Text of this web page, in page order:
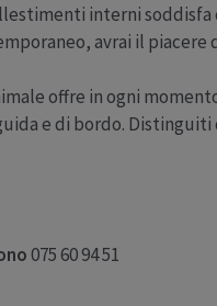
interni soddisfa
avrai il piacere
offre in ogni
e di bordo. Distinguiti
075 60 94 51